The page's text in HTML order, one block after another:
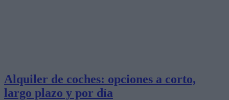
Alquiler de coches: opciones a corto,
largo plazo y por día